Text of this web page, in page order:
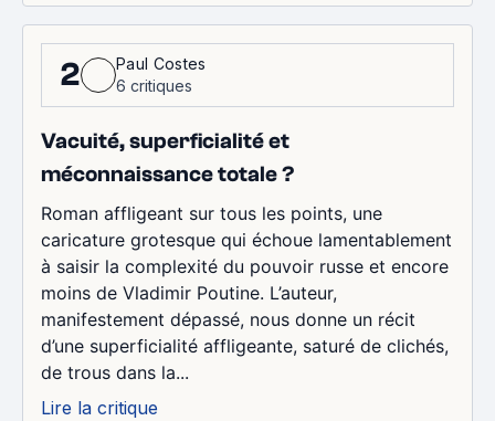
2
Paul Costes
6 critiques
Vacuité, superficialité et
méconnaissance totale ?
Roman affligeant sur tous les points, une
caricature grotesque qui échoue lamentablement
à saisir la complexité du pouvoir russe et encore
moins de Vladimir Poutine. L’auteur,
manifestement dépassé, nous donne un récit
d’une superficialité affligeante, saturé de clichés,
de trous dans la...
Lire la critique